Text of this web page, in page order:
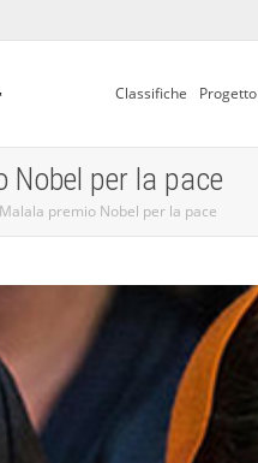
Classifiche Progetto
Nobel per la pace
Malala premio Nobel per la pace